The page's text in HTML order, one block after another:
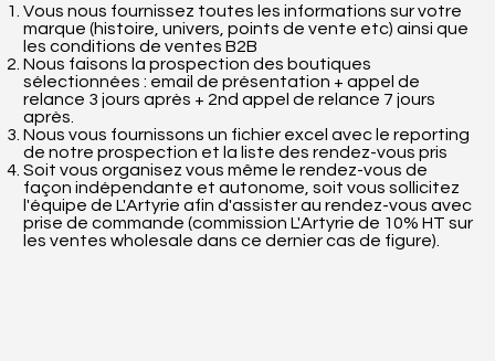
Vous nous fournissez toutes les informations sur votre
marque (histoire, univers, points de vente etc) ainsi que
les conditions de ventes B2B
Nous faisons la prospection des boutiques
sélectionnées : email de présentation + appel de
relance 3 jours après + 2nd appel de relance 7 jours
après.
Nous vous fournissons un fichier excel avec le reporting
de notre prospection et la liste des rendez-vous pris
Soit vous organisez vous même le rendez-vous de
façon indépendante et autonome, soit vous sollicitez
l'équipe de L'Artyrie afin d'assister au rendez-vous avec
prise de commande (commission L'Artyrie de 10% HT sur
les ventes wholesale dans ce dernier cas de figure).